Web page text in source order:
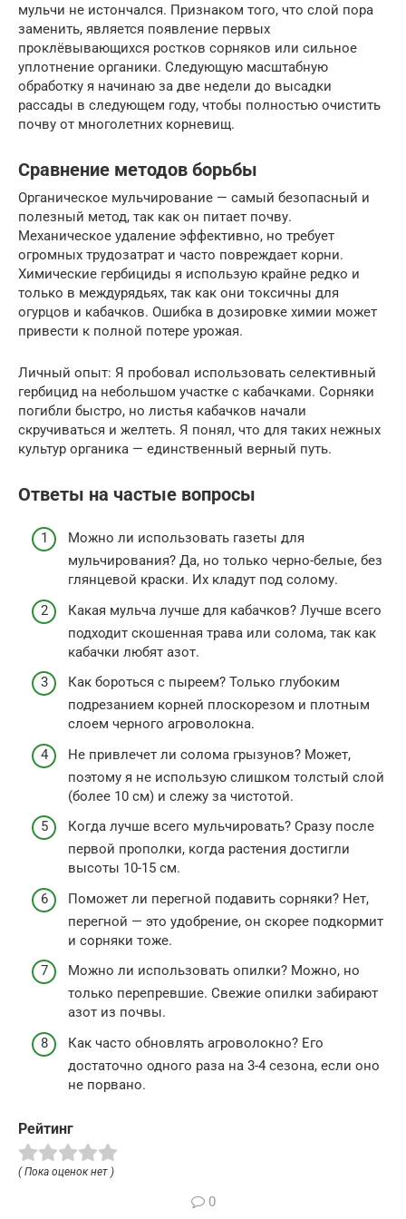
мульчи не истончался. Признаком того, что слой пора
заменить, является появление первых
проклёвывающихся ростков сорняков или сильное
уплотнение органики. Следующую масштабную
обработку я начинаю за две недели до высадки
рассады в следующем году, чтобы полностью очистить
почву от многолетних корневищ.
Сравнение методов борьбы
Органическое мульчирование — самый безопасный и
полезный метод, так как он питает почву.
Механическое удаление эффективно, но требует
огромных трудозатрат и часто повреждает корни.
Химические гербициды я использую крайне редко и
только в междурядьях, так как они токсичны для
огурцов и кабачков. Ошибка в дозировке химии может
привести к полной потере урожая.
Личный опыт: Я пробовал использовать селективный
гербицид на небольшом участке с кабачками. Сорняки
погибли быстро, но листья кабачков начали
скручиваться и желтеть. Я понял, что для таких нежных
культур органика — единственный верный путь.
Ответы на частые вопросы
Можно ли использовать газеты для
мульчирования? Да, но только черно-белые, без
глянцевой краски. Их кладут под солому.
Какая мульча лучше для кабачков? Лучше всего
подходит скошенная трава или солома, так как
кабачки любят азот.
Как бороться с пыреем? Только глубоким
подрезанием корней плоскорезом и плотным
слоем черного агроволокна.
Не привлечет ли солома грызунов? Может,
поэтому я не использую слишком толстый слой
(более 10 см) и слежу за чистотой.
Когда лучше всего мульчировать? Сразу после
первой прополки, когда растения достигли
высоты 10-15 см.
Поможет ли перегной подавить сорняки? Нет,
перегной — это удобрение, он скорее подкормит
и сорняки тоже.
Можно ли использовать опилки? Можно, но
только перепревшие. Свежие опилки забирают
азот из почвы.
Как часто обновлять агроволокно? Его
достаточно одного раза на 3-4 сезона, если оно
не порвано.
Рейтинг
( Пока оценок нет )
0